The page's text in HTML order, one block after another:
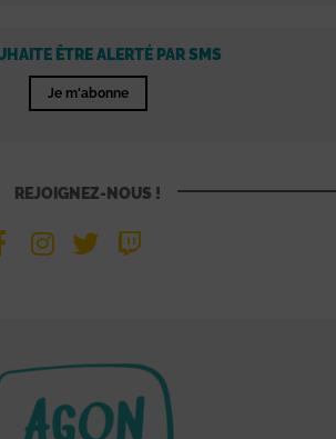
ÊTRE ALERTÉ PAR SMS
Je m'abonne
REJOIGNEZ-NOUS !